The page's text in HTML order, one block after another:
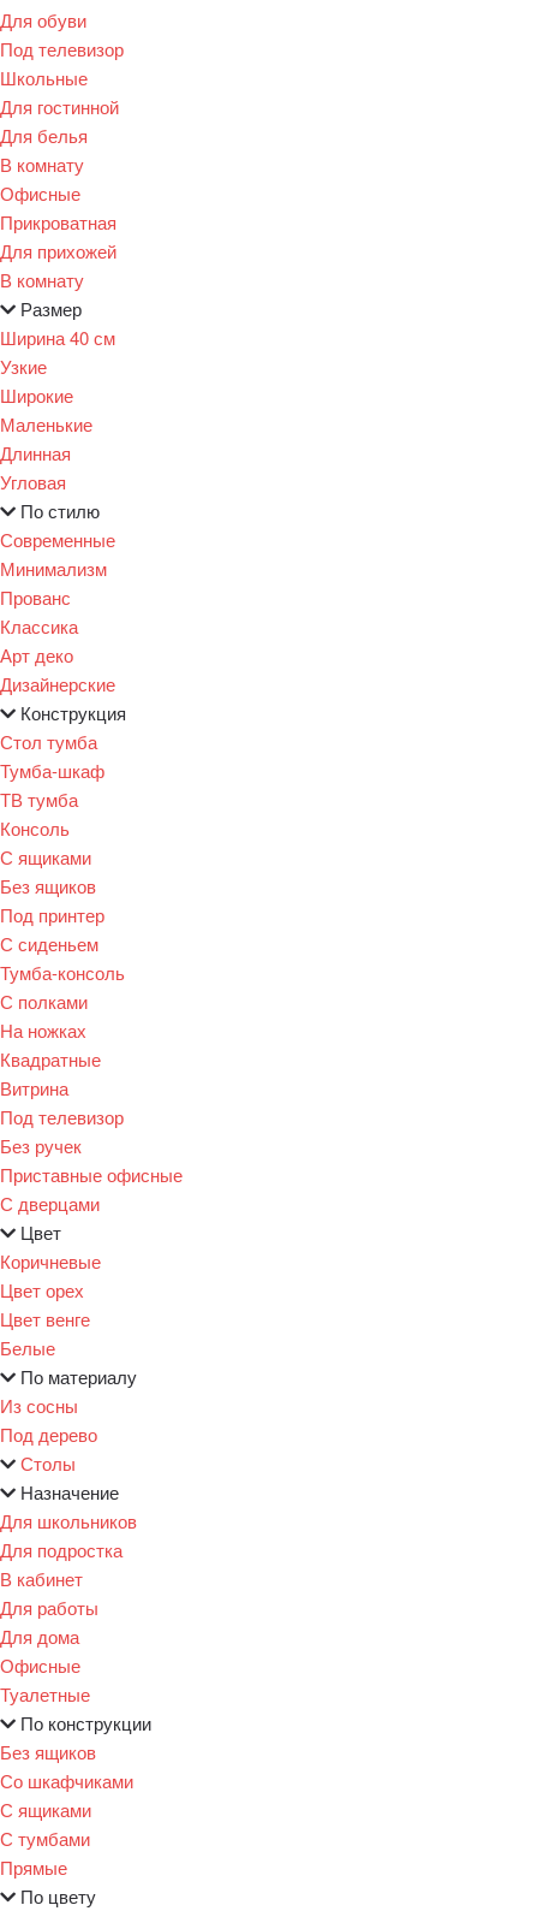
Для обуви
Под телевизор
Школьные
Для гостинной
Для белья
В комнату
Офисные
Прикроватная
Для прихожей
В комнату
Размер
Ширина 40 см
Узкие
Широкие
Маленькие
Длинная
Угловая
По стилю
Современные
Минимализм
Прованс
Классика
Арт деко
Дизайнерские
Конструкция
Стол тумба
Тумба-шкаф
ТВ тумба
Консоль
С ящиками
Без ящиков
Под принтер
С сиденьем
Тумба-консоль
С полками
На ножках
Квадратные
Витрина
Под телевизор
Без ручек
Приставные офисные
С дверцами
Цвет
Коричневые
Цвет орех
Цвет венге
Белые
По материалу
Из сосны
Под дерево
Столы
Назначение
Для школьников
Для подростка
В кабинет
Для работы
Для дома
Офисные
Туалетные
По конструкции
Без ящиков
Со шкафчиками
С ящиками
С тумбами
Прямые
По цвету